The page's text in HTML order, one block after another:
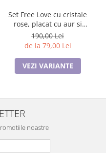
Set Free Love cu cristale
rose, placat cu aur si
garantie 6 luni
190,00 Lei
de la 79,00 Lei
VEZI VARIANTE
noastre